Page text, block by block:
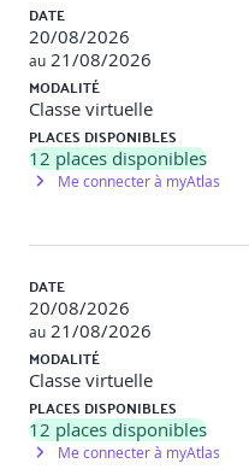
Atelier pratique
:
simplifiée.
Support,
Gestion des ressources et
Atelier pratique
:
sécurité.
[Jour 2 - Matin]
Mesures de sécurité et
DATE
20/08/2026
au 21/08/2026
MODALITÉ
Classe virtuelle
PLACES DISPONIBLES
12 places disponibles
Me connecter à myAtlas
DATE
20/08/2026
au 21/08/2026
MODALITÉ
Classe virtuelle
PLACES DISPONIBLES
12 places disponibles
Me connecter à myAtlas